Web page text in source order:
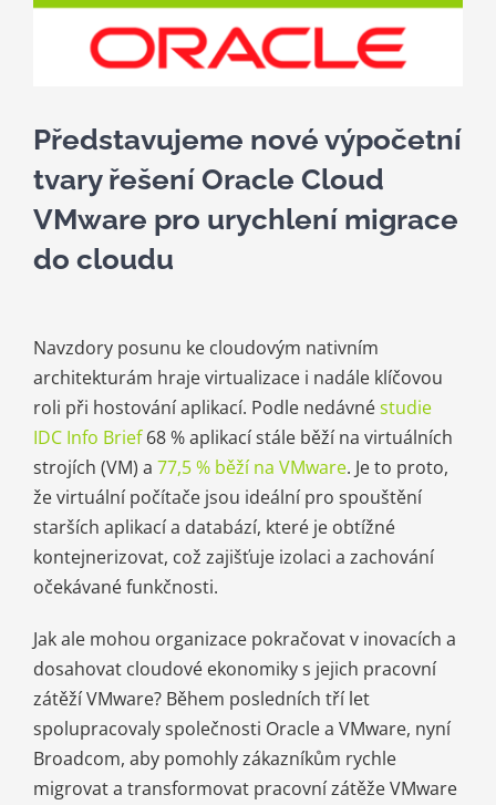
Představujeme nové výpočetní
tvary řešení Oracle Cloud
VMware pro urychlení migrace
do cloudu
Navzdory posunu ke cloudovým nativním
architekturám hraje virtualizace i nadále klíčovou
roli při hostování aplikací. Podle nedávnéstudie
IDC Info Brief68 % aplikací stále běží na virtuálních
strojích (VM) a 77,5 % běží na VMware. Je to proto,
že virtuální počítače jsou ideální pro spouštění
starších aplikací a databází, které je obtížné
kontejnerizovat, což zajišťuje izolaci a zachování
očekávané funkčnosti.
Jak ale mohou organizace pokračovat v inovacích a
dosahovat cloudové ekonomiky s jejich pracovní
zátěží VMware? Během posledních tří let
spolupracovaly společnosti Oracle a VMware, nyní
Broadcom, aby pomohly zákazníkům rychle
migrovat a transformovat pracovní zátěže VMware